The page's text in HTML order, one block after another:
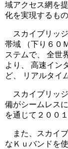
域アクセス網を
化を実現するも
スカイブリッ
帯域 （下り６０
ステムで、 全世
より、 高速イン
ど、 リアルタイ
スカイブリッ
備がシームレス
を通じて２００
また、スカイ
なＫｕバンドを